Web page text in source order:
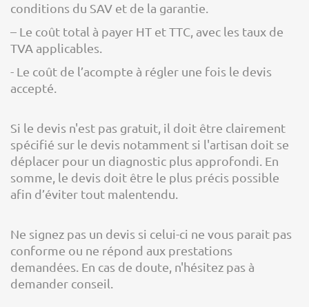
conditions du SAV et de la garantie.
– Le coût total à payer HT et TTC, avec les taux de
TVA applicables.
- Le coût de l’acompte à régler une fois le devis
accepté.
Si le devis n'est pas gratuit, il doit être clairement
spécifié sur le devis notamment si l'artisan doit se
déplacer pour un diagnostic plus approfondi. En
somme, le devis doit être le plus précis possible
afin d’éviter tout malentendu.
Ne signez pas un devis si celui-ci ne vous parait pas
conforme ou ne répond aux prestations
demandées. En cas de doute, n'hésitez pas à
demander conseil.